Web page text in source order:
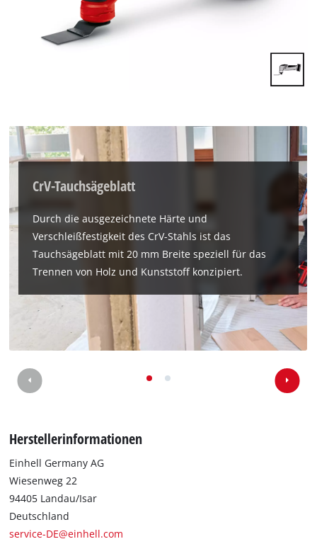
Wir benötigen deine Zustimmung, um
to trackers that are not disclosed to the
visitor. The website owner needs to setup
CrV-Tauchsägeblatt
Durch die ausgezeichnete Härte und
Verschleißfestigkeit des CrV-Stahls ist das
Tauchsägeblatt mit 20 mm Breite speziell für das
Trennen von Holz und Kunststoff konzipiert.
Herstellerinformationen
Einhell Germany AG
Wiesenweg 22
94405 Landau/Isar
Deutschland
service-DE@einhell.com